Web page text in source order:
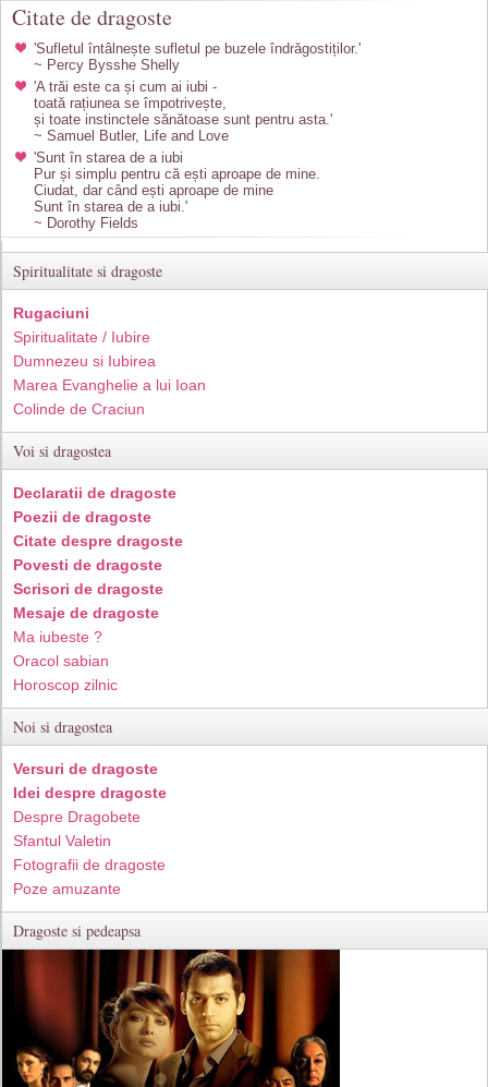
Citate de dragoste
'Sufletul întâlnește sufletul pe buzele îndrăgostiților.'
~ Percy Bysshe Shelly
'A trăi este ca și cum ai iubi -
toată rațiunea se împotrivește,
și toate instinctele sănătoase sunt pentru asta.'
~ Samuel Butler, Life and Love
'Sunt în starea de a iubi
Pur și simplu pentru că ești aproape de mine.
Ciudat, dar când ești aproape de mine
Sunt în starea de a iubi.'
~ Dorothy Fields
Spiritualitate si dragoste
Rugaciuni
Spiritualitate / Iubire
Dumnezeu si Iubirea
Marea Evanghelie a lui Ioan
Colinde de Craciun
Voi si dragostea
Declaratii de dragoste
Poezii de dragoste
Citate despre dragoste
Povesti de dragoste
Scrisori de dragoste
Mesaje de dragoste
Ma iubeste ?
Oracol sabian
Horoscop zilnic
Noi si dragostea
Versuri de dragoste
Idei despre dragoste
Despre Dragobete
Sfantul Valetin
Fotografii de dragoste
Poze amuzante
Dragoste si pedeapsa